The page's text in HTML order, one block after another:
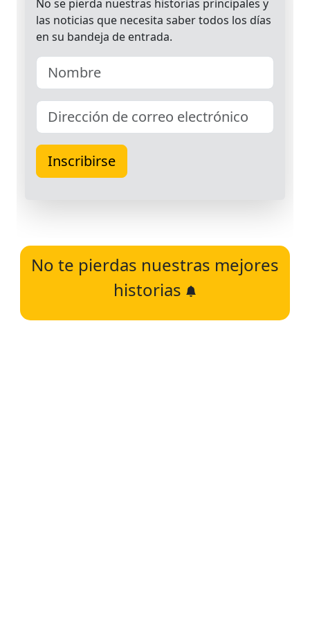
No te pierdas nuestras mejores
historias